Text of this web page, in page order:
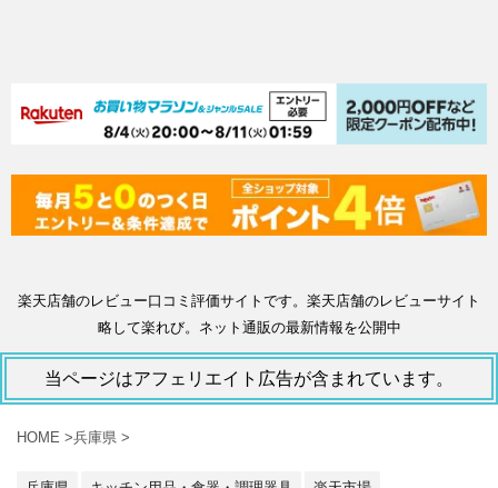
楽天店舗のレビュー口コミ評価サイトです。楽天店舗のレビューサイト
略して楽れび。ネット通販の最新情報を公開中
当ページはアフェリエイト広告が含まれています。
HOME >兵庫県 >